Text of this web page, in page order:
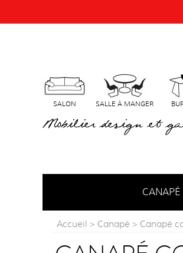
SALON SALLE À MANGER
Mobilier design et
CANAPÉ
Accueil > Canapé > Canapé